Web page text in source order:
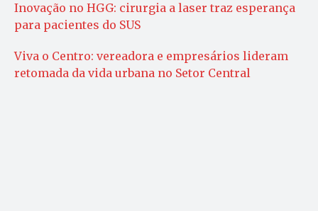
Inovação no HGG: cirurgia a laser traz esperança
para pacientes do SUS
Viva o Centro: vereadora e empresários lideram
retomada da vida urbana no Setor Central